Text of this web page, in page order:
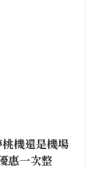
機還是機場
惠一次整